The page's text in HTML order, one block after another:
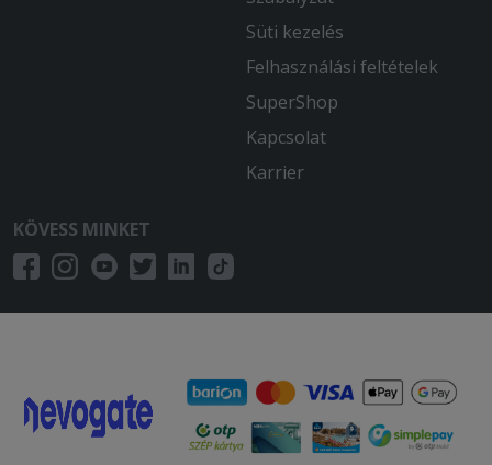
Süti kezelés
Felhasználási feltételek
SuperShop
Kapcsolat
Karrier
KÖVESS MINKET